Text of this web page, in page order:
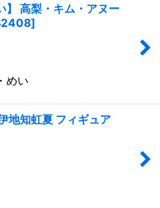
】 高梨・キム・アヌー
]
めい
地知虹夏 フィギュア